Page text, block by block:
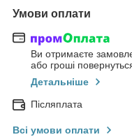
Умови оплати
Ви отримаєте
або гроші
Детальніше
Післяплата
Всі умови оплати